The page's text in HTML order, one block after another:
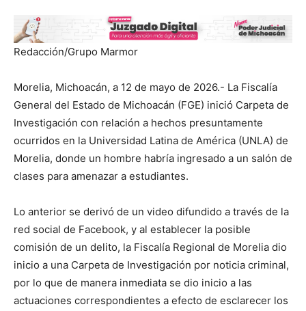
Redacción/Grupo Marmor
Morelia, Michoacán, a 12 de mayo de 2026.- La Fiscalía
General del Estado de Michoacán (FGE) inició Carpeta de
Investigación con relación a hechos presuntamente
ocurridos en la Universidad Latina de América (UNLA) de
Morelia, donde un hombre habría ingresado a un salón de
clases para amenazar a estudiantes.
Lo anterior se derivó de un video difundido a través de la
red social de Facebook, y al establecer la posible
comisión de un delito, la Fiscalía Regional de Morelia dio
inicio a una Carpeta de Investigación por noticia criminal,
por lo que de manera inmediata se dio inicio a las
actuaciones correspondientes a efecto de esclarecer los